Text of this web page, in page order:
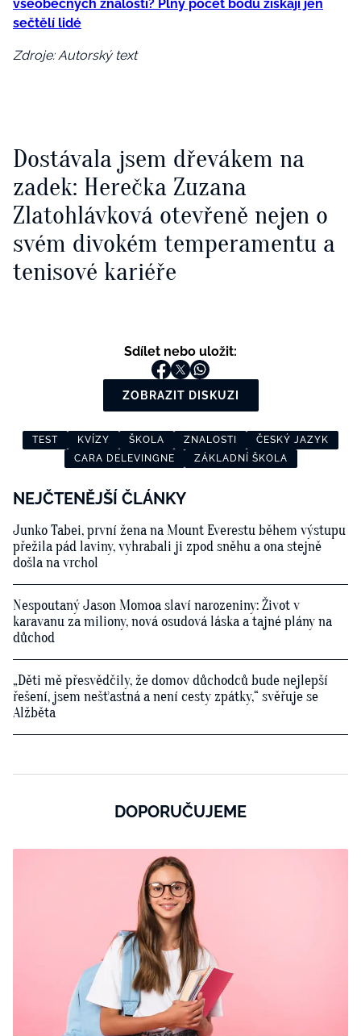
všeobecných znalostí? Plný počet bodů získají jen
sečtělí lidé
Zdroje: Autorský text
Dostávala jsem dřevákem na
zadek: Herečka Zuzana
Zlatohlávková otevřeně nejen o
svém divokém temperamentu a
tenisové kariéře
Sdílet nebo uložit:
ZOBRAZIT DISKUZI
TEST KVÍZY ŠKOLA ZNALOSTI
ČESKÝ JAZYK
CARA DELEVINGNE
ZÁKLADNÍ ŠKOLA
NEJČTENĚJŠÍ ČLÁNKY
Junko Tabei, první žena na Mount Everestu během výstupu
přežila pád laviny, vyhrabali ji zpod sněhu a ona stejně
došla na vrchol
Nespoutaný Jason Momoa slaví narozeniny: Život v
karavanu za miliony, nová osudová láska a tajné plány na
důchod
„Děti mě přesvědčily, že domov důchodců bude nejlepší
řešení, jsem nešťastná a není cesty zpátky,“ svěřuje se
Alžběta
DOPORUČUJEME